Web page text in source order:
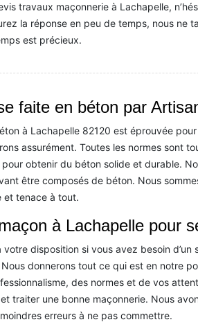
travaux maçonnerie à Lachapelle,
la réponse en peu de temps, nous ne
est précieux.
faite en béton par
à Lachapelle 82120 est éprouvée
assurément. Toutes les normes sont
obtenir du béton solide et durable.
être composés de béton. Nous
et tenace à tout.
à Lachapelle pour
disposition si vous avez besoin d’un
donnerons tout ce qui est en notre
des normes et de vos
traiter une bonne maçonnerie. Nous
erreurs à ne pas commettre.